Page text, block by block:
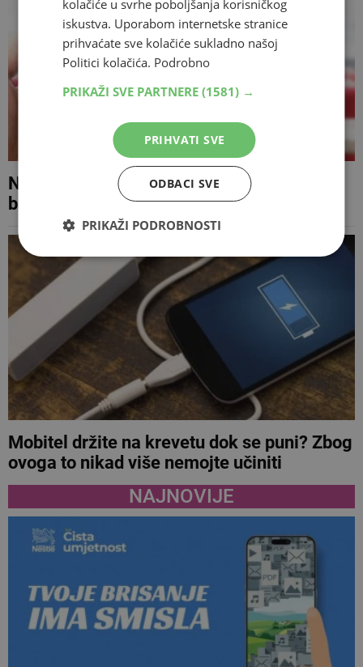
Nemojte puniti mobitel preko noći, tako će
baterija trajati duže: Evo još trikova!
Mobitel držite na krevetu dok se puni? Zbog
ovoga to nikad više nemojte učiniti
NAJNOVIJE
kolačiće u svrhe poboljšanja korisničkog
iskustva. Uporabom internetske stranice
prihvaćate sve kolačiće sukladno našoj
Politici kolačića. Podrobno
PRIKAŽI SVE PARTNERE (1581) →
PRIHVATI SVE
ODBACI SVE
PRIKAŽI PODROBNOSTI